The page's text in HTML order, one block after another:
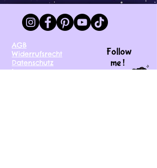
AGB
Widerrufsrecht
Datenschutz
Impressum
Follow
me !